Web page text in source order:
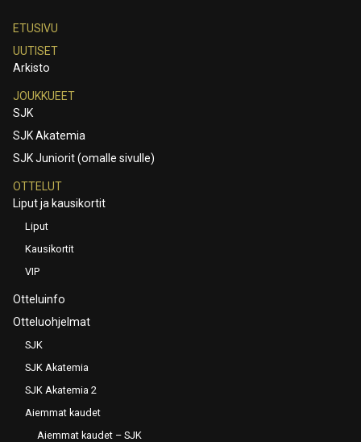
ETUSIVU
UUTISET
Arkisto
JOUKKUEET
SJK
SJK Akatemia
SJK Juniorit (omalle sivulle)
OTTELUT
Liput ja kausikortit
Liput
Kausikortit
VIP
Otteluinfo
Otteluohjelmat
SJK
SJK Akatemia
SJK Akatemia 2
Aiemmat kaudet
Aiemmat kaudet – SJK